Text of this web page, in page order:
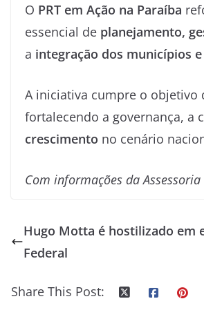
O PRT em Ação na Paraíba
essencial de planejamento,
a integração dos municípios
A iniciativa cumpre o objetivo
fortalecendo a governança, a
crescimento no cenário
Com informações da
Hugo Motta é hostilizado em
Federal
Share This Post: